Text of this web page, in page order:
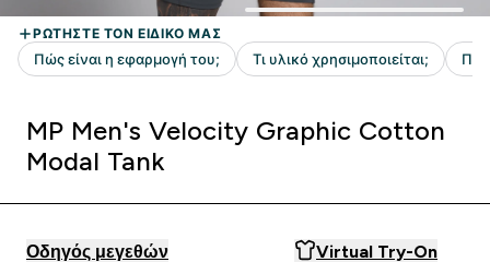
MP Men's Velocity Graphic Cotton
Modal Tank
Οδηγός μεγεθών Virtual Try-On